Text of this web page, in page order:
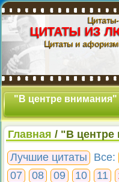
ЦИТАТЫ ИЗ
Цитаты и
"В центре внимания"
Главная / "В центре
стр. 12
Лучшие цитаты
Все:
07
08 09 10 11